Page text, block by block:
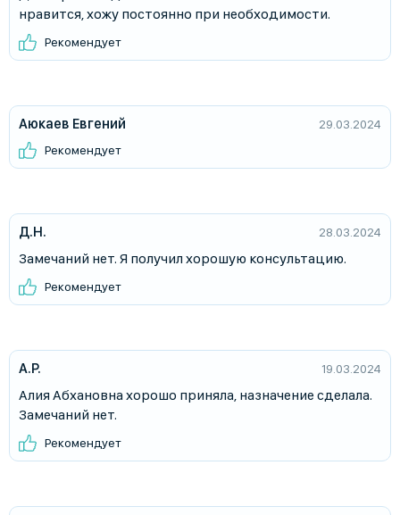
нравится, хожу постоянно при необходимости.
Рекомендует
Аюкаев Евгений
29.03.2024
Рекомендует
Д.Н. 28.03.2024
Замечаний нет. Я получил хорошую консультацию.
Рекомендует
А.Р. 19.03.2024
Алия Абхановна хорошо приняла, назначение сделала.
Замечаний нет.
Рекомендует